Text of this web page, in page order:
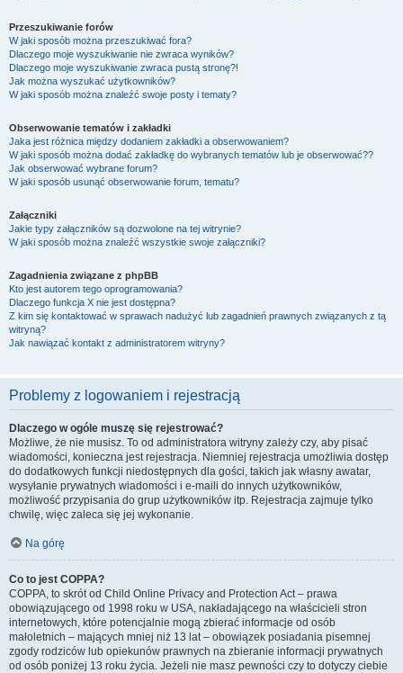
Przeszukiwanie forów
W jaki sposób można przeszukiwać fora?
Dlaczego moje wyszukiwanie nie zwraca wyników?
Dlaczego moje wyszukiwanie zwraca pustą stronę?!
Jak można wyszukać użytkowników?
W jaki sposób można znaleźć swoje posty i tematy?
Obserwowanie tematów i zakładki
Jaka jest różnica między dodaniem zakładki a obserwowaniem?
W jaki sposób można dodać zakładkę do wybranych tematów lub je obserwować??
Jak obserwować wybrane forum?
W jaki sposób usunąć obserwowanie forum, tematu?
Załączniki
Jakie typy załączników są dozwolone na tej witrynie?
W jaki sposób można znaleźć wszystkie swoje załączniki?
Zagadnienia związane z phpBB
Kto jest autorem tego oprogramowania?
Dlaczego funkcja X nie jest dostępna?
Z kim się kontaktować w sprawach nadużyć lub zagadnień prawnych związanych z tą
witryną?
Jak nawiązać kontakt z administratorem witryny?
Problemy z logowaniem i rejestracją
Dlaczego w ogóle muszę się rejestrować?
Możliwe, że nie musisz. To od administratora witryny zależy czy, aby pisać
wiadomości, konieczna jest rejestracja. Niemniej rejestracja umożliwia dostęp
do dodatkowych funkcji niedostępnych dla gości, takich jak własny awatar,
wysyłanie prywatnych wiadomości i e-maili do innych użytkowników,
możliwość przypisania do grup użytkowników itp. Rejestracja zajmuje tylko
chwilę, więc zaleca się jej wykonanie.
Na górę
Co to jest COPPA?
COPPA, to skrót od Child Online Privacy and Protection Act – prawa
obowiązującego od 1998 roku w USA, nakładającego na właścicieli stron
internetowych, które potencjalnie mogą zbierać informacje od osób
małoletnich – mających mniej niż 13 lat – obowiązek posiadania pisemnej
zgody rodziców lub opiekunów prawnych na zbieranie informacji prywatnych
od osób poniżej 13 roku życia. Jeżeli nie masz pewności czy to dotyczy ciebie